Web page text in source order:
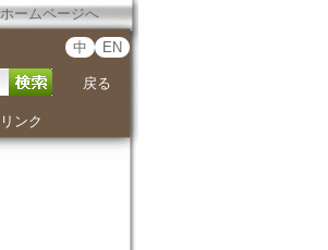
ホームページへ
中 EN
戻る
リンク